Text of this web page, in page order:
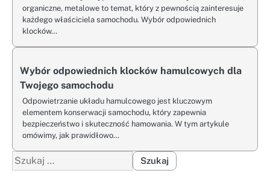
organiczne, metalowe to temat, który z pewnością zainteresuje
każdego właściciela samochodu. Wybór odpowiednich
klocków…
Wybór odpowiednich klocków hamulcowych dla
Twojego samochodu
Odpowietrzanie układu hamulcowego jest kluczowym
elementem konserwacji samochodu, który zapewnia
bezpieczeństwo i skuteczność hamowania. W tym artykule
omówimy, jak prawidłowo…
Szukaj: